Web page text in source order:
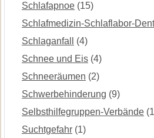
Schlafapnoe (15)
Schlafmedizin-Schlaflabor-
Schlaganfall
(4)
Schnee und Eis (4)
Schneeräumen (2)
Schwerbehinderung (9)
Selbsthilfegruppen-Verbände
Suchtgefahr (1)